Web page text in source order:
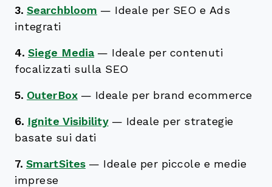
3. Searchbloom — Ideale per SEO e Ads
integrati
4. Siege Media — Ideale per contenuti
focalizzati sulla SEO
5. OuterBox — Ideale per brand ecommerce
6. Ignite Visibility — Ideale per strategie
basate sui dati
7. SmartSites — Ideale per piccole e medie
imprese